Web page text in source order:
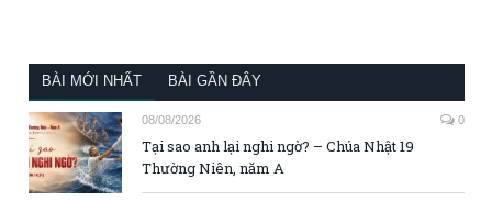
BÀI MỚI NHẤT BÀI GẦN ĐÂY
08/08/2026 0
Tại sao anh lại nghi ngờ? – Chúa Nhật 19
Thường Niên, năm A